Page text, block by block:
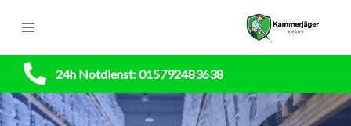
24h Notdienst: 015792483638